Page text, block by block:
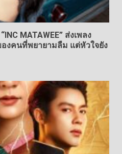
MATAWEE” ส่งเพลง
องคนที่พยายามลืม แต่หัวใจยัง